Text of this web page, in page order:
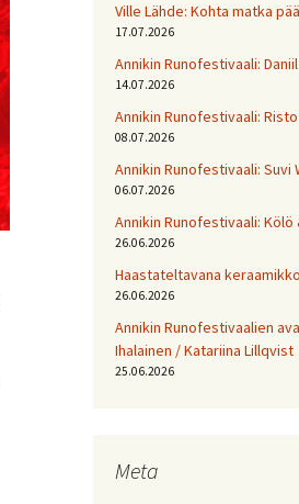
Ville Lähde: Kohta matka
17.07.2026
Annikin Runofestivaali:
14.07.2026
Annikin Runofestivaali: Risto
08.07.2026
Annikin Runofestivaali: Suvi
06.07.2026
Annikin Runofestivaali: Kölö
26.06.2026
Haastateltavana
26.06.2026
Annikin Runofestivaalien
Ihalainen / Katariina Lillqvist
25.06.2026
Meta